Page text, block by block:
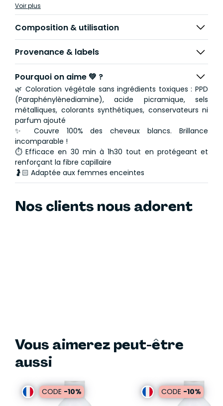
donne des reflets dorés lumineux pour un effet
ensoleillé. Grâce à une composition soigneusement
stabilisée, cette coloration végétale évite les reflets
orangés, garantissant un résultat naturel et
💚Petit conseil Slood: la veille de votre coloration,
réalisez un soin avec le masque préparateur à l’argile
(non fourni) pour purifier et préparer votre cuir
chevelu, garantissant une meilleure adhérence de la
coloration végétale. Après la coloration végétale Blond
doré, n’oubliez pas d’utiliser le Baume 2 en 1 (non
fourni) pour nourrir et sublimer votre chevelure,
garantissant éclat et douceur.
Voir plus
Composition & utilisation
Provenance & labels
Pourquoi on aime 💚 ?
🌿 Coloration végétale sans ingrédients toxiques : PPD
(Paraphénylènediamine), acide picramique, sels
métalliques, colorants synthétiques, conservateurs ni
parfum ajouté
✨ Couvre 100% des cheveux blancs. Brillance
incomparable !
⏱ Efficace en 30 min à 1h30 tout en protégeant et
renforçant la fibre capillaire
🤰🏻 Adaptée aux femmes enceintes
Nos clients nous adorent
Vous aimerez peut-être
aussi
CODE -10% CODE -10%